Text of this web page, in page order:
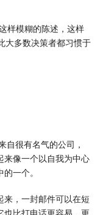
样模糊的陈述，这样
大多数决策者都习惯于
自很有名气的公司，
来像一个以自我为中心
一个。
，一封邮件可以在短
比打电话更容易、更